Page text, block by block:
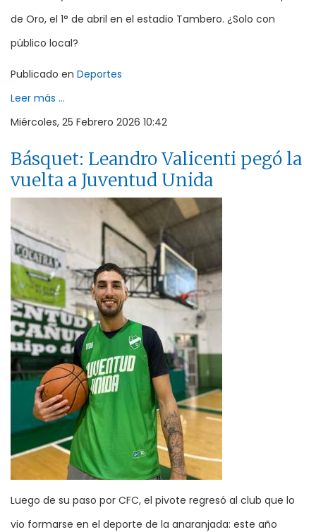
de Oro, el 1° de abril en el estadio Tambero. ¿Solo con
público local?
Publicado en Deportes
Leer más ...
Miércoles, 25 Febrero 2026 10:42
Básquet: Leandro Valicenti pegó la
vuelta a Juventud Unida
Luego de su paso por CFC, el pivote regresó al club que lo
vio formarse en el deporte de la anaranjada: este año